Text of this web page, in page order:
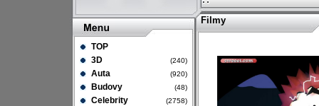
TOP
3D
(240)
Auta (920)
Budovy (48)
Celebrity (2758)
Filmy